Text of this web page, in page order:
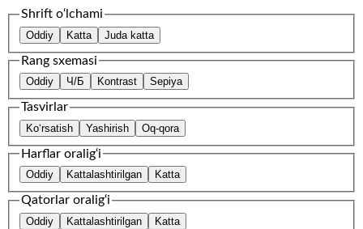
Shrift o‘lchami
Oddiy Katta Juda katta
Rang sxemasi
Oddiy Ч/Б Kontrast Sepiya
Tasvirlar
Ko‘rsatish Yashirish Oq-qora
Harflar oralig‘i
Oddiy Kattalashtirilgan Katta
Qatorlar oralig‘i
Oddiy Kattalashtirilgan Katta